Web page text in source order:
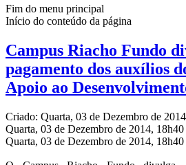
Fim do menu principal
Início do conteúdo da página
Campus Riacho Fundo
pagamento dos auxílios
Apoio ao
Criado: Quarta, 03 de Dezembro de
Quarta, 03 de Dezembro de 2014, 18h40
Quarta, 03 de Dezembro de 2014, 18h40